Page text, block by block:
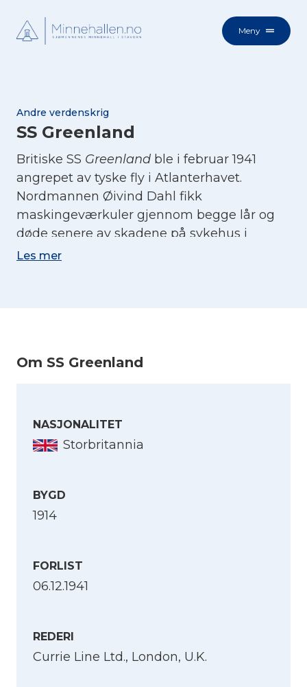
Meny
Andre verdenskrig
SS Greenland
Britiske SS Greenland ble i februar 1941
angrepet av tyske fly i Atlanterhavet.
Nordmannen Øivind Dahl fikk
maskingeværkuler gjennom begge lår og
døde senere av skadene på sykehus i
Brechin, Skottland. Skipet ble senere
Les mer
Om SS Greenland
NASJONALITET
Storbritannia
BYGD
1914
FORLIST
06.12.1941
REDERI
Currie Line Ltd., London, U.K.